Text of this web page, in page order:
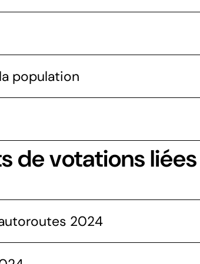
population
de votations
2024